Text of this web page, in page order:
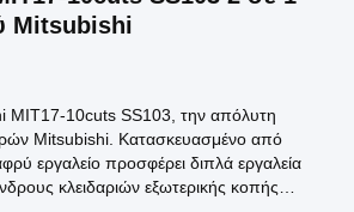
Mitsubishi
MIT17-10cuts SS103, την απόλυτη
Mitsubishi. Κατασκευασμένο από
εργαλείο προσφέρει διπλά εργαλεία
κλειδαριών εξωτερικής κοπής